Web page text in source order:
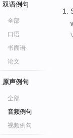
双语例句
全部
口语
书面语
论文
原声例句
全部
音频例句
视频例句